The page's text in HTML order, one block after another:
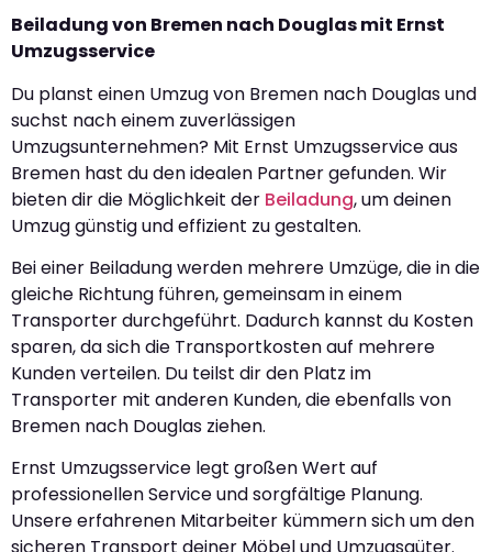
Beiladung von Bremen nach Douglas mit Ernst
Umzugsservice
Du planst einen Umzug von Bremen nach Douglas und
suchst nach einem zuverlässigen
Umzugsunternehmen? Mit Ernst Umzugsservice aus
Bremen hast du den idealen Partner gefunden. Wir
bieten dir die Möglichkeit der Beiladung, um deinen
Umzug günstig und effizient zu gestalten.
Bei einer Beiladung werden mehrere Umzüge, die in die
gleiche Richtung führen, gemeinsam in einem
Transporter durchgeführt. Dadurch kannst du Kosten
sparen, da sich die Transportkosten auf mehrere
Kunden verteilen. Du teilst dir den Platz im
Transporter mit anderen Kunden, die ebenfalls von
Bremen nach Douglas ziehen.
Ernst Umzugsservice legt großen Wert auf
professionellen Service und sorgfältige Planung.
Unsere erfahrenen Mitarbeiter kümmern sich um den